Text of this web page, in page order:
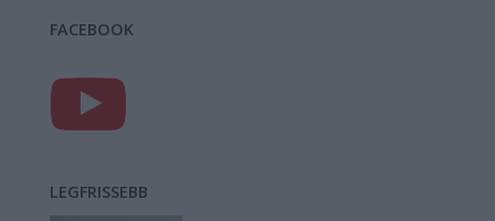
FACEBOOK
LEGFRISSEBB